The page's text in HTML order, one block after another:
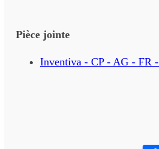
Pièce jointe
Inventiva - CP - AG - FR